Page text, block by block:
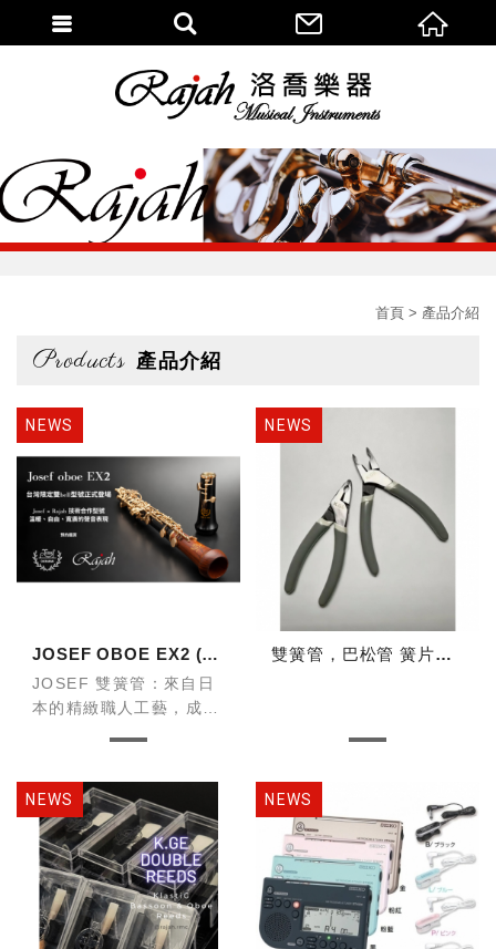
首頁 產品介紹
Products 產品介紹
JOSEF OBOE EX2 (台灣限定型號)
JOSEF 雙簧管：來自日
本的精緻職人工藝，成就
知名樂器工匠品牌
JOSEF 製作，專注於高
階木管樂器的研發與製
造。
憑藉日本一貫嚴謹的精
密...
雙簧管，巴松管 簧片工具鉗